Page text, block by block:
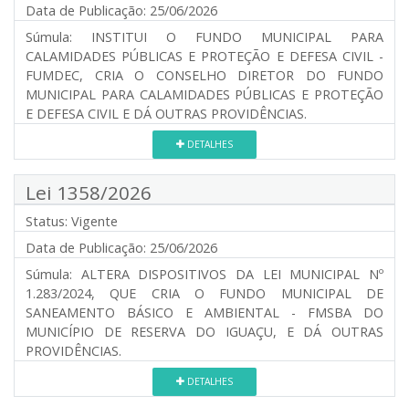
Data de Publicação: 25/06/2026
Súmula: INSTITUI O FUNDO MUNICIPAL PARA
CALAMIDADES PÚBLICAS E PROTEÇÃO E DEFESA CIVIL -
FUMDEC, CRIA O CONSELHO DIRETOR DO FUNDO
MUNICIPAL PARA CALAMIDADES PÚBLICAS E PROTEÇÃO
E DEFESA CIVIL E DÁ OUTRAS PROVIDÊNCIAS.
DETALHES
Lei 1358/2026
Status: Vigente
Data de Publicação: 25/06/2026
Súmula: ALTERA DISPOSITIVOS DA LEI MUNICIPAL Nº
1.283/2024, QUE CRIA O FUNDO MUNICIPAL DE
SANEAMENTO BÁSICO E AMBIENTAL - FMSBA DO
MUNICÍPIO DE RESERVA DO IGUAÇU, E DÁ OUTRAS
PROVIDÊNCIAS.
DETALHES